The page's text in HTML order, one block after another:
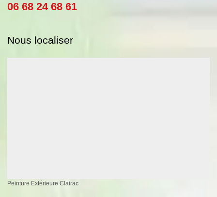
06 68 24 68 61
Nous localiser
Peinture Extérieure Clairac